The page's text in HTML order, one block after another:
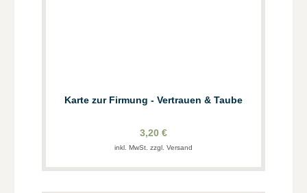
Karte zur Firmung - Vertrauen & Taube
3,20 €
inkl. MwSt. zzgl. Versand